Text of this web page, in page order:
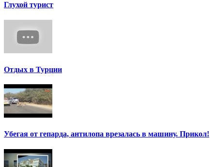
Глухой турист
Отдых в Турции
Убегая от гепарда, антилопа врезалась в машину. Прикол!